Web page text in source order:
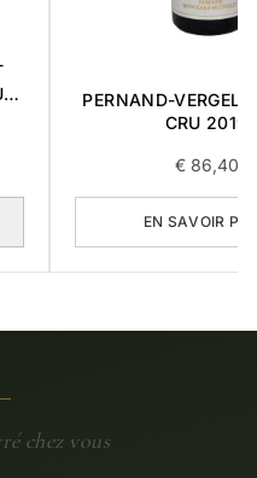
PERNAND-
CRU 2019
€86,40
EN SAVOIR
chez vous